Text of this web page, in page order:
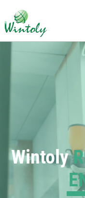
Wintoly